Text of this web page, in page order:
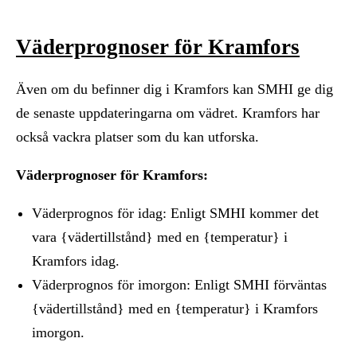
Väderprognoser för Kramfors
Även om du befinner dig i Kramfors kan SMHI ge dig
de senaste uppdateringarna om vädret. Kramfors har
också vackra platser som du kan utforska.
Väderprognoser för Kramfors:
Väderprognos för idag: Enligt SMHI kommer det
vara {vädertillstånd} med en {temperatur} i
Kramfors idag.
Väderprognos för imorgon: Enligt SMHI förväntas
{vädertillstånd} med en {temperatur} i Kramfors
imorgon.